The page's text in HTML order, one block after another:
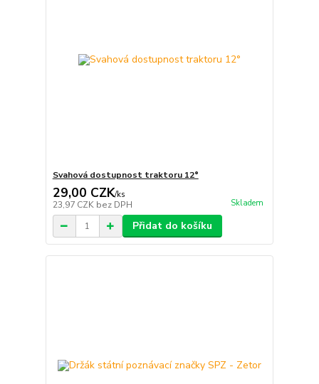
Svahová dostupnost traktoru 12°
29,00 CZK/ks
23,97 CZK bez DPH Skladem
Přidat do košíku